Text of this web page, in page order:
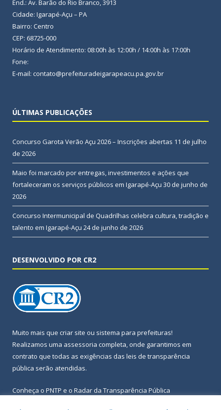
End.: Av. Barão do Rio Branco, 3913
Cidade: Igarapé-Açu – PA
Bairro: Centro
CEP: 68725-000
Horário de Atendimento: 08:00h às 12:00h / 14:00h às 17:00h
Fone:
E-mail: contato@prefeituradeigarapeacu.pa.gov.br
ÚLTIMAS PUBLICAÇÕES
Concurso Garota Verão Açu 2026 – Inscrições abertas 11 de julho
de 2026
Maio foi marcado por entregas, investimentos e ações que
fortaleceram os serviços públicos em Igarapé-Açu 30 de junho de
2026
Concurso Intermunicipal de Quadrilhas celebra cultura, tradição e
talento em Igarapé-Açu 24 de junho de 2026
DESENVOLVIDO POR CR2
Muito mais que criar site ou sistema para prefeituras!
Realizamos uma assessoria completa, onde garantimos em
contrato que todas as exigências das leis de transparência
pública serão atendidas.
Conheça o PNTP e o Radar da Transparência Pública